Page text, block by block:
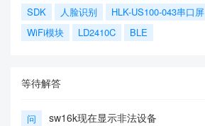
SDK
人脸识别 HLK-US100-043串口屏
WiFi模块
LD2410C BLE
等待解答
问 sw16k现在显示非法设备